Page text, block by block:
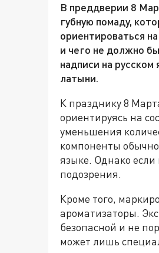
В преддверии 8
губную помаду,
ориентироваться
и чего не должно
надписи на
латыни.
К празднику 8
ориентируясь на
уменьшения
компоненты
языке. Однако если
подозрения.
Кроме того,
ароматизаторы.
безопасной и не
может лишь